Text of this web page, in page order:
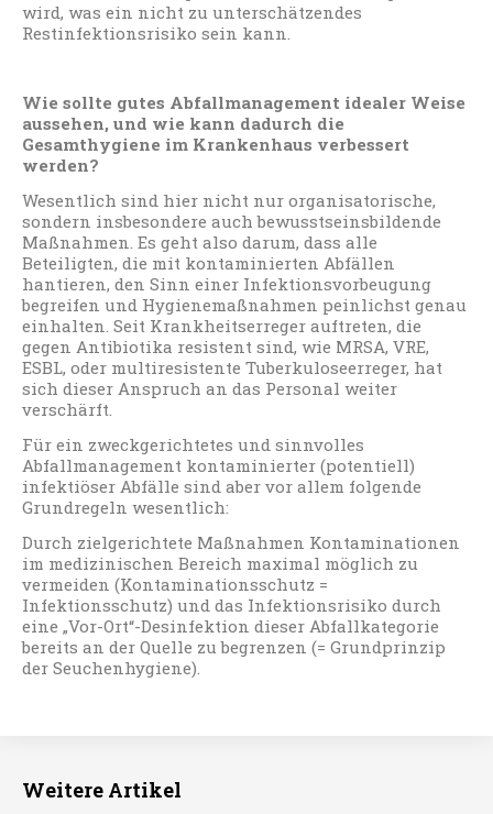
wird, was ein nicht zu unterschätzendes
Restinfektionsrisiko sein kann.
Wie sollte gutes Abfallmanagement idealer Weise
aussehen, und wie kann dadurch die
Gesamthygiene im Krankenhaus verbessert
werden?
Wesentlich sind hier nicht nur organisatorische,
sondern insbesondere auch bewusstseinsbildende
Maßnahmen. Es geht also darum, dass alle
Beteiligten, die mit kontaminierten Abfällen
hantieren, den Sinn einer Infektionsvorbeugung
begreifen und Hygienemaßnahmen peinlichst genau
einhalten. Seit Krankheitserreger auftreten, die
gegen Antibiotika resistent sind, wie MRSA, VRE,
ESBL, oder multiresistente Tuberkuloseerreger, hat
sich dieser Anspruch an das Personal weiter
verschärft.
Für ein zweckgerichtetes und sinnvolles
Abfallmanagement kontaminierter (potentiell)
infektiöser Abfälle sind aber vor allem folgende
Grundregeln wesentlich:
Durch zielgerichtete Maßnahmen Kontaminationen
im medizinischen Bereich maximal möglich zu
vermeiden (Kontaminationsschutz =
Infektionsschutz) und das Infektionsrisiko durch
eine „Vor-Ort“-Desinfektion dieser Abfallkategorie
bereits an der Quelle zu begrenzen (= Grundprinzip
der Seuchenhygiene).
Weitere Artikel